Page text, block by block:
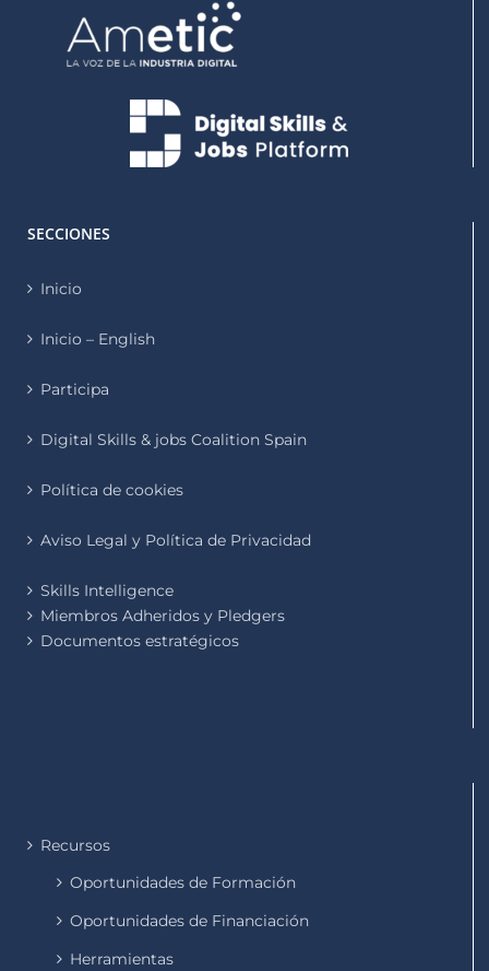
SECCIONES
Inicio
Inicio – English
Participa
Digital Skills & jobs Coalition Spain
Política de cookies
Aviso Legal y Política de Privacidad
Skills Intelligence
Miembros Adheridos y Pledgers
Documentos estratégicos
Recursos
Oportunidades de Formación
Oportunidades de Financiación
Herramientas